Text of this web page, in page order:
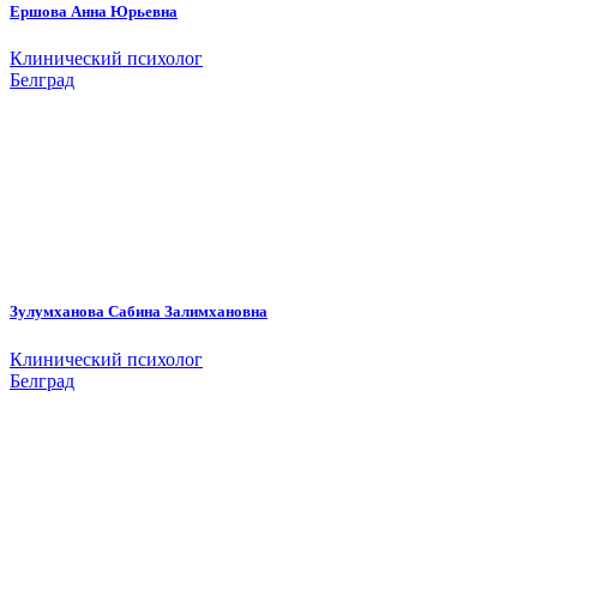
Ершова Анна Юрьевна
Клинический психолог
Белград
Зулумханова Сабина Залимхановна
Клинический психолог
Белград